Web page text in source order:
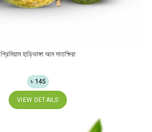
প্রিমিয়াম হাড়িভাঙ্গা আম সাতক্ষিরা
৳ 145
VIEW DETAILS